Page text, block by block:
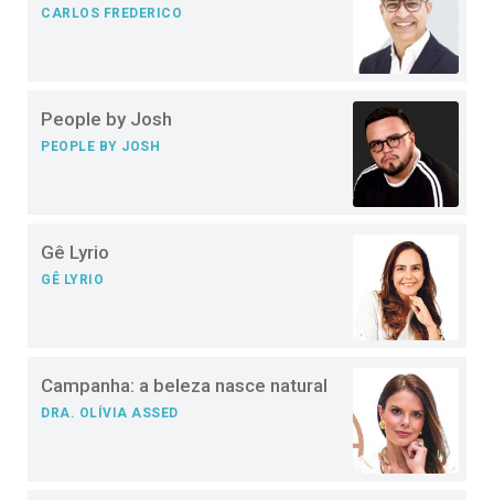
CARLOS FREDERICO
People by Josh
PEOPLE BY JOSH
Gê Lyrio
GÊ LYRIO
Campanha: a beleza nasce natural
DRA. OLÍVIA ASSED